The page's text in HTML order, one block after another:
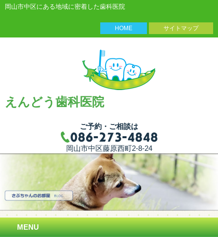
岡山市中区にある地域に密着した歯科医院
HOME サイトマップ
えんどう歯科医院
ご予約・ご相談は
岡山市中区藤原西町2-8-24
MENU